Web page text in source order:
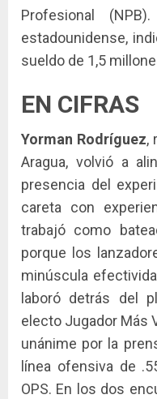
Profesional (NPB).
estadounidense,
sueldo de 1,5
EN CIFRAS
Yorman Rodríguez,
Aragua, volvió a
presencia del
careta con
trabajó como
porque los
minúscula
laboró detrás del
electo Jugador Más
unánime por la
línea ofensiva de
OPS. En los dos